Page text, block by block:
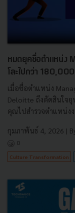
หมดยุคชื่อตำแหน่ง
โละไปกว่า
เมื่อชื่อตำแหน่ง
Deloitte ถึงตัดสินใจยุ
คุณไปสำรวจตำแหน่งง
กุมภาพันธ์ 4, 2026 |
0
Culture Transformation